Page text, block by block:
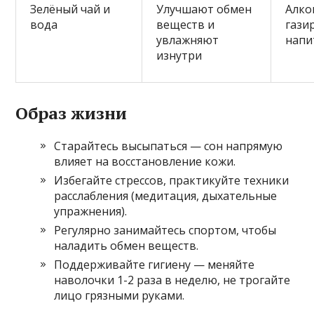
Зелёный чай и
вода
Улучшают обмен
веществ и
увлажняют
изнутри
Образ жизни
Старайтесь высыпаться — сон напрямую
влияет на восстановление кожи.
Избегайте стрессов, практикуйте техники
расслабления (медитация, дыхательные
упражнения).
Регулярно занимайтесь спортом, чтобы
наладить обмен веществ.
Поддерживайте гигиену — меняйте
наволочки 1-2 раза в неделю, не трогайте
лицо грязными руками.